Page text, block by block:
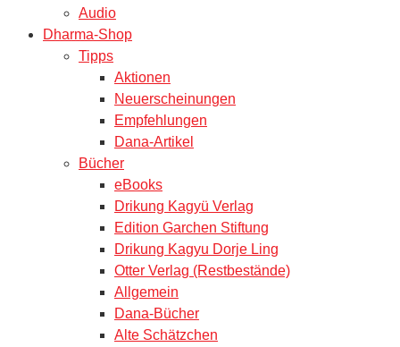
Audio
Dharma-Shop
Tipps
Aktionen
Neuerscheinungen
Empfehlungen
Dana-Artikel
Bücher
eBooks
Drikung Kagyü Verlag
Edition Garchen Stiftung
Drikung Kagyu Dorje Ling
Otter Verlag (Restbestände)
Allgemein
Dana-Bücher
Alte Schätzchen